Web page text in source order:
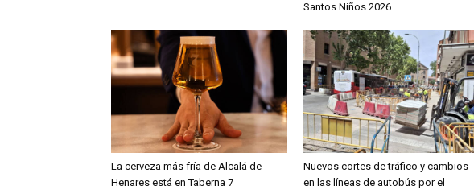
Santos Niños 2026
La cerveza más fría de Alcalá de
Henares está en Taberna 7
Nuevos cortes de tráfico y cambios
en las líneas de autobús por el